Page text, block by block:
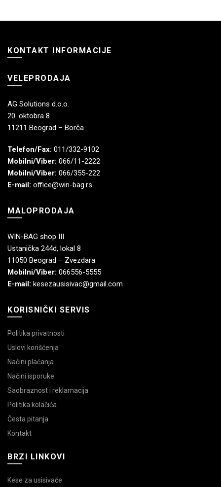
KONTAKT INFORMACIJE
VELEPRODAJA
AG Solutions d.o.o.
20. oktobra 8
11211 Beograd – Borča
Telefon/Fax: 011/332-9102
Mobilni/Viber: 066/11-2222
Mobilni/Viber: 066/355-222
E-mail: office@win-bag.rs
MALOPRODAJA
WIN-BAG shop III
Ustanička 244d, lokal 8
11050 Beograd – Zvezdara
Mobilni/Viber: 066556-5555
E-mail: kesezausisivac@gmail.com
KORISNIČKI SERVIS
Politika privatnosti
Uslovi korišćenja
Načini plaćanja
Načini isporuke
Saobraznost i reklamacija
Politika kolačića
Česta pitanja
Kontakt
BRZI LINKOVI
Kese za usisivače